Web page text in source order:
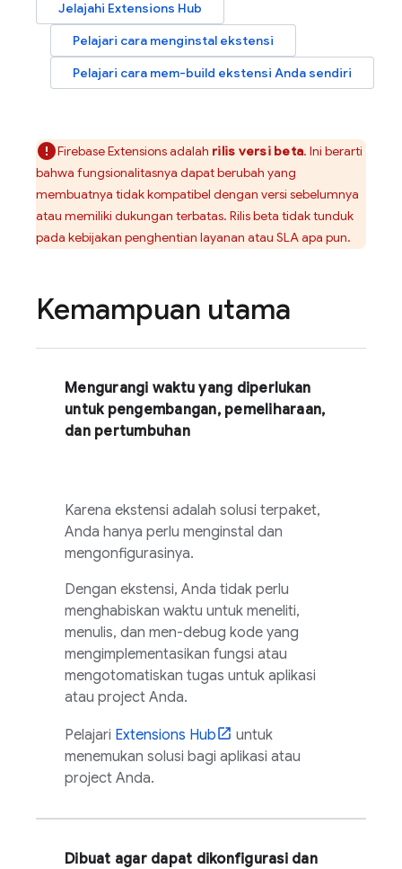
Jelajahi Extensions Hub
Pelajari cara menginstal ekstensi
Pelajari cara mem-build ekstensi Anda sendiri
Firebase Extensionsadalah rilis versi beta. Ini berarti
bahwa fungsionalitasnya dapat berubah yang
membuatnya tidak kompatibel dengan versi sebelumnya
atau memiliki dukungan terbatas. Rilis beta tidak tunduk
pada kebijakan penghentian layanan atau SLA apa pun.
Kemampuan utama
Mengurangi waktu yang diperlukan
untuk pengembangan, pemeliharaan,
dan pertumbuhan
Karena ekstensi adalah solusi terpaket,
Anda hanya perlu menginstal dan
mengonfigurasinya.
Dengan ekstensi, Anda tidak perlu
menghabiskan waktu untuk meneliti,
menulis, dan men-debug kode yang
mengimplementasikan fungsi atau
mengotomatiskan tugas untuk aplikasi
atau project Anda.
Pelajari Extensions Hub
untuk
menemukan solusi bagi aplikasi atau
project Anda.
Dibuat agar dapat dikonfigurasi dan